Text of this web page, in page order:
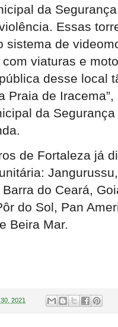
da
Essas
sistema de
viaturas e
desse local
Praia de
da
de Fortaleza já
do Ceará,
do Sol, Pan
Beira Mar.
2021